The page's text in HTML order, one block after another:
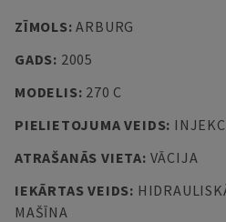
ZĪMOLS:ARBURG
GADS: 2005
MODELIS: 270 C
PIELIETOJUMA VEIDS:
ATRAŠANĀS VIETA: VĀCIJA
IEKĀRTAS VEIDS:
MAŠĪNA